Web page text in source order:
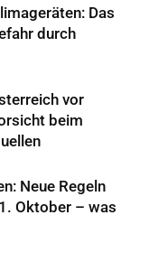
Das
durch
vor
beim
Neue Regeln
Oktober – was